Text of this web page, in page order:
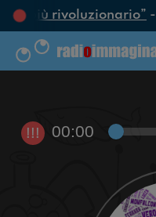
più rivoluzionario”-
!!! 00:00